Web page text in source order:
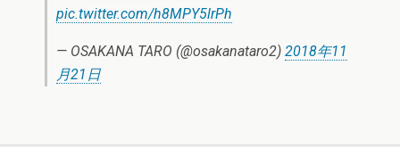
pic.twitter.com/h8MPY5lrPh
— OSAKANA TARO (@osakanataro2) 2018年11
月21日